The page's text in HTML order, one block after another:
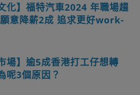
化】福特汽車2024 年職場趨
意降薪2成 追求更好work-
場】逾5成香港打工仔想轉
呢3個原因？